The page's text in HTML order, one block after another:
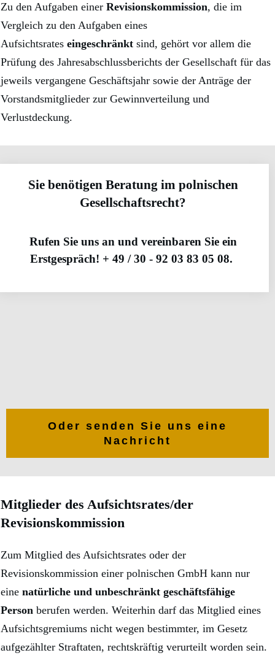
Zu den Aufgaben einer Revisionskommission, die im
Vergleich zu den Aufgaben eines
Aufsichtsrates eingeschränkt sind, gehört vor allem die
Prüfung des Jahresabschlussberichts der Gesellschaft für das
jeweils vergangene Geschäftsjahr sowie der Anträge der
Vorstandsmitglieder zur Gewinnverteilung und
Verlustdeckung.
Sie benötigen Beratung im polnischen
Gesellschaftsrecht?
Rufen Sie uns an und vereinbaren Sie ein
Erstgespräch! + 49 / 30 - 92 03 83 05 08.
Oder senden Sie uns eine
Nachricht
Mitglieder des Aufsichtsrates/der
Revisionskommission
Zum Mitglied des Aufsichtsrates oder der
Revisionskommission einer polnischen GmbH kann nur
eine natürliche und unbeschränkt geschäftsfähige
Person berufen werden. Weiterhin darf das Mitglied eines
Aufsichtsgremiums nicht wegen bestimmter, im Gesetz
aufgezählter Straftaten, rechtskräftig verurteilt worden sein.